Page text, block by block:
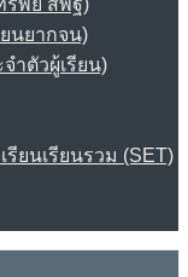
รัพย์ สพฐ)
นยากจน)
ำตัวผู้เรียน)
ยนเรียนรวม (SET)